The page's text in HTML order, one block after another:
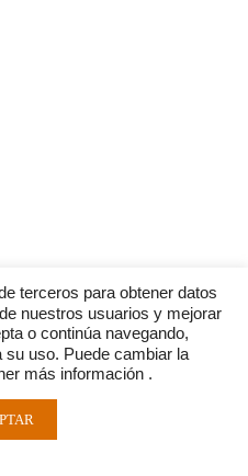
terceros para obtener datos
nuestros usuarios y mejorar
o continúa navegando,
uso. Puede cambiar la
más información .